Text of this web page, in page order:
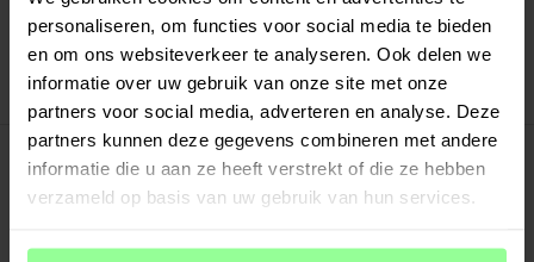
personaliseren, om functies voor social media te bieden
en om ons websiteverkeer te analyseren. Ook delen we
informatie over uw gebruik van onze site met onze
partners voor social media, adverteren en analyse. Deze
partners kunnen deze gegevens combineren met andere
informatie die u aan ze heeft verstrekt of die ze hebben
verzameld op basis van uw gebruik van hun services.
Veilig betalen met Klarna of Paypal
30 dagen retourrecht
PRODUCTBESCHRIJVING
Armband van titanium voor Garmin Vivoactive 4s. Deze slijtvaste armband
tovert je smartwatch direct om tot een echt horloge. Titanium is minder zwaar
rond je pols aanvoelt.